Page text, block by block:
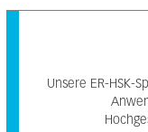
Unsere ER-HSK-